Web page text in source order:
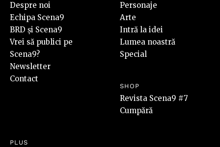
Despre noi
Echipa Scena9
BRD și Scena9
Vrei să publici pe
Scena9?
Newsletter
Contact
Personaje
Arte
Intră la idei
Lumea noastră
Special
SHOP
Revista Scena9 #7
Cumpără
PLUS